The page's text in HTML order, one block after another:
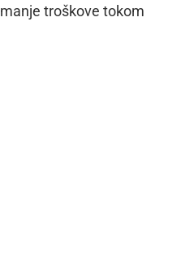
troškove tokom